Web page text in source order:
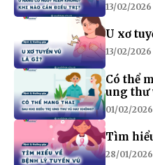
13/02/2026
U xơ
13/02/2026
Có thể
ung thư
01/02/2026
Tìm
28/01/2026